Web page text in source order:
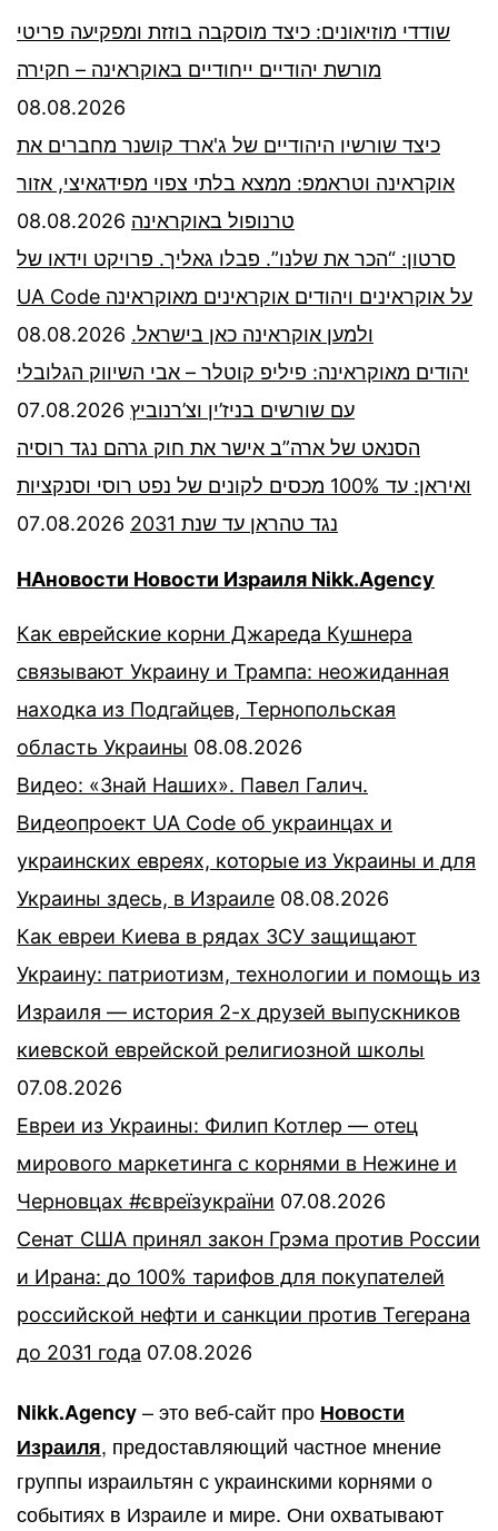
שודדי מוזיאונים: כיצד מוסקבה בוזזת ומפקיעה פריטי
מורשת יהודיים ייחודיים באוקראינה – חקירה
08.08.2026
כיצד שורשיו היהודיים של ג'ארד קושנר מחברים את
אוקראינה וטראמפ: ממצא בלתי צפוי מפידגאיצי, אזור
טרנופול באוקראינה 08.08.2026
סרטון: “הכר את שלנו”. פבלו גאליך. פרויקט וידאו של
UA Code על אוקראינים ויהודים אוקראינים מאוקראינה
ולמען אוקראינה כאן בישראל. 08.08.2026
יהודים מאוקראינה: פיליפ קוטלר – אבי השיווק הגלובלי
עם שורשים בניז’ין וצ’רנוביץ 07.08.2026
הסנאט של ארה”ב אישר את חוק גרהם נגד רוסיה
ואיראן: עד 100% מכסים לקונים של נפט רוסי וסנקציות
נגד טהראן עד שנת 2031
07.08.2026
НАновости Новости Израиля Nikk.Agency
Как еврейские корни Джареда Кушнера
связывают Украину и Трампа: неожиданная
находка из Подгайцев, Тернопольская
область Украины 08.08.2026
Видео: «Знай Наших». Павел Галич.
Видеопроект UA Code об украинцах и
украинских евреях, которые из Украины и для
Украины здесь, в Израиле 08.08.2026
Как евреи Киева в рядах ЗСУ защищают
Украину: патриотизм, технологии и помощь из
Израиля — история 2-х друзей выпускников
киевской еврейской религиозной школы
07.08.2026
Евреи из Украины: Филип Котлер — отец
мирового маркетинга с корнями в Нежине и
Черновцах #євреїзукраїни 07.08.2026
Сенат США принял закон Грэма против России
и Ирана: до 100% тарифов для покупателей
российской нефти и санкции против Тегерана
до 2031 года 07.08.2026
Nikk.Agency– это веб-сайт про Новости
Израиля, предоставляющий частное мнение
группы израильтян с украинскими корнями о
событиях в Израиле и мире. Они охватывают